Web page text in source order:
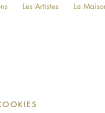
Les Artistes La